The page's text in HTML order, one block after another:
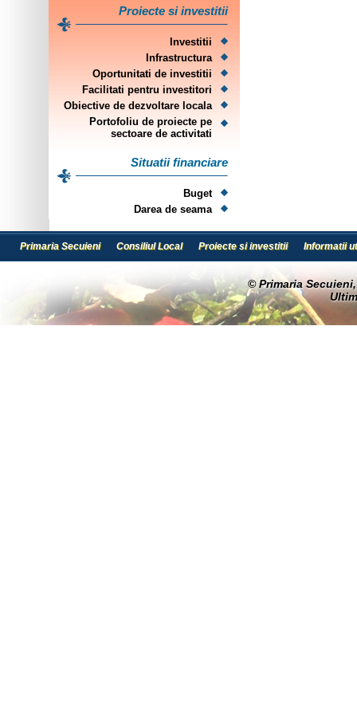
Proiecte si investitii
Investitii
Infrastructura
Oportunitati de investitii
Facilitati pentru investitori
Obiective de dezvoltare locala
Portofoliu de proiecte pe
sectoare de activitati
Situatii financiare
Buget
Darea de seama
Primaria Secuieni Consiliul Local Proiecte si investitii Informatii
© Primaria